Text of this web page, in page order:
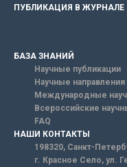
ПУБЛИКАЦИЯ В ЖУРНАЛЕ
БАЗА ЗНАНИЙ
Научные публикации
Научные направления
Международные
Всероссийские
FAQ
НАШИ КОНТАКТЫ
198320, Санкт-
г. Красное Село, ул.